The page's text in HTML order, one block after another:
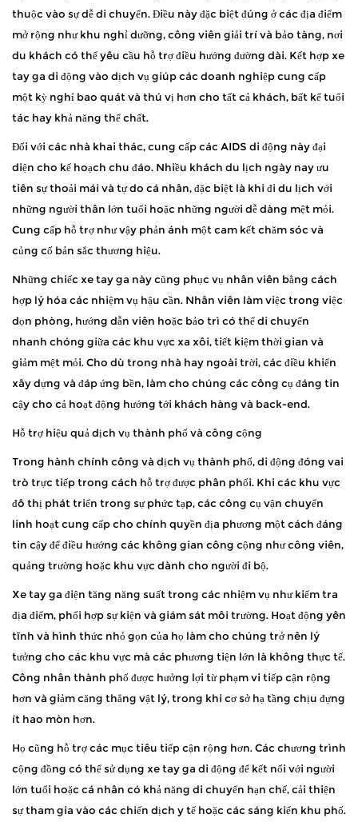
thuộc vào sự dễ di chuyển. Điều này đặc biệt đúng ở các địa điểm
mở rộng như khu nghỉ dưỡng, công viên giải trí và bảo tàng, nơi
du khách có thể yêu cầu hỗ trợ điều hướng đường dài. Kết hợp xe
tay ga di động vào dịch vụ giúp các doanh nghiệp cung cấp
một kỳ nghỉ bao quát và thú vị hơn cho tất cả khách, bất kể tuổi
tác hay khả năng thể chất.
Đối với các nhà khai thác, cung cấp các AIDS di động này đại
diện cho kế hoạch chu đáo. Nhiều khách du lịch ngày nay ưu
tiên sự thoải mái và tự do cá nhân, đặc biệt là khi đi du lịch với
những người thân lớn tuổi hoặc những người dễ dàng mệt mỏi.
Cung cấp hỗ trợ như vậy phản ánh một cam kết chăm sóc và
củng cố bản sắc thương hiệu.
Những chiếc xe tay ga này cũng phục vụ nhân viên bằng cách
hợp lý hóa các nhiệm vụ hậu cần. Nhân viên làm việc trong việc
dọn phòng, hướng dẫn viên hoặc bảo trì có thể di chuyển
nhanh chóng giữa các khu vực xa xôi, tiết kiệm thời gian và
giảm mệt mỏi. Cho dù trong nhà hay ngoài trời, các điều khiển
xây dựng và đáp ứng bền, làm cho chúng các công cụ đáng tin
cậy cho cả hoạt động hướng tới khách hàng và back-end.
Hỗ trợ hiệu quả dịch vụ thành phố và công cộng
Trong hành chính công và dịch vụ thành phố, di động đóng vai
trò trực tiếp trong cách hỗ trợ được phân phối. Khi các khu vực
đô thị phát triển trong sự phức tạp, các công cụ vận chuyển
linh hoạt cung cấp cho chính quyền địa phương một cách đáng
tin cậy để điều hướng các không gian công cộng như công viên,
quảng trường hoặc khu vực dành cho người đi bộ.
Xe tay ga điện tăng năng suất trong các nhiệm vụ như kiểm tra
địa điểm, phối hợp sự kiện và giám sát môi trường. Hoạt động yên
tĩnh và hình thức nhỏ gọn của họ làm cho chúng trở nên lý
tưởng cho các khu vực mà các phương tiện lớn là không thực tế.
Công nhân thành phố được hưởng lợi từ phạm vi tiếp cận rộng
hơn và giảm căng thẳng vật lý, trong khi cơ sở hạ tầng chịu đựng
ít hao mòn hơn.
Họ cũng hỗ trợ các mục tiêu tiếp cận rộng hơn. Các chương trình
cộng đồng có thể sử dụng xe tay ga di động để kết nối với người
lớn tuổi hoặc cá nhân có khả năng di chuyển hạn chế, cải thiện
sự tham gia vào các chiến dịch y tế hoặc các sáng kiến khu phố.